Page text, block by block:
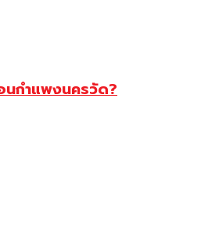
นกำแพงนครวัด?